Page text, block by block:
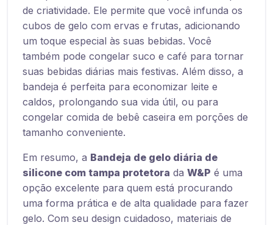
de criatividade. Ele permite que você infunda os
cubos de gelo com ervas e frutas, adicionando
um toque especial às suas bebidas. Você
também pode congelar suco e café para tornar
suas bebidas diárias mais festivas. Além disso, a
bandeja é perfeita para economizar leite e
caldos, prolongando sua vida útil, ou para
congelar comida de bebê caseira em porções de
tamanho conveniente.
Em resumo, a Bandeja de gelo diária de
silicone com tampa protetora da W&P é uma
opção excelente para quem está procurando
uma forma prática e de alta qualidade para fazer
gelo. Com seu design cuidadoso, materiais de